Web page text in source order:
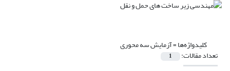
کلیدواژه‌ها =آزمایش سه محوری
تعداد مقالات: 1